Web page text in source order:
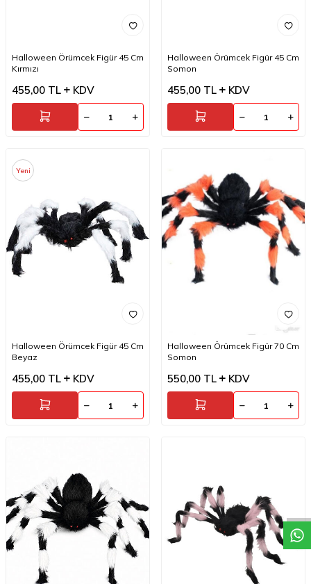
Halloween Örümcek Figür 45 Cm
Kırmızı
455,00 TL KDV
Halloween Örümcek Figür 45 Cm
Somon
455,00 TL KDV
Yeni
Halloween Örümcek Figür 45 Cm
Beyaz
455,00 TL KDV
Halloween Örümcek Figür 70 Cm
Somon
550,00 TL KDV